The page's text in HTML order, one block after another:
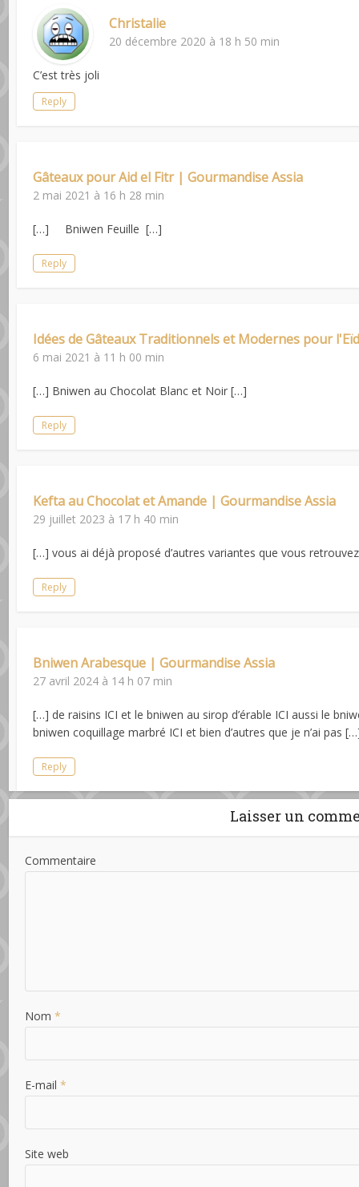
Christalie
20 décembre 2020 à 18 h 50 min
C’est très joli
Reply
Gâteaux pour Aid el Fitr | Gourmandise Assia
2 mai 2021 à 16 h 28 min
[…] Bniwen Feuille […]
Reply
Idées de Gâteaux Traditionnels et Modernes pour
6 mai 2021 à 11 h 00 min
[…] Bniwen au Chocolat Blanc et Noir […]
Reply
Kefta au Chocolat et Amande | Gourmandise Assia
29 juillet 2023 à 17 h 40 min
[…] vous ai déjà proposé d’autres variantes que vous
Reply
Bniwen Arabesque | Gourmandise Assia
27 avril 2024 à 14 h 07 min
[…] de raisins ICI et le bniwen au sirop d’érable ICI aussi le
bniwen coquillage marbré ICI et bien d’autres que je n’ai pas
Reply
Laisser un
Commentaire
Nom*
E-mail*
Site web